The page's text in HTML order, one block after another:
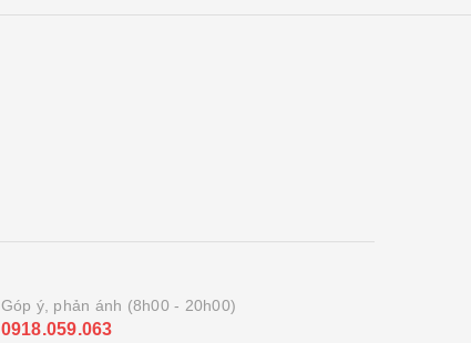
Góp ý, phản ánh (8h00 - 20h00)
0918.059.063